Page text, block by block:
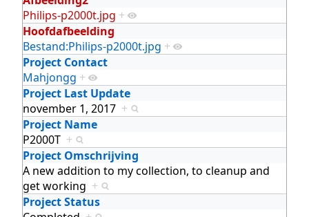
Philips-p2000t.jpg +
Hoofdafbeelding
Bestand:Philips-p2000t.jpg +
Project Contact
Mahjongg +
Project Last Update
november 1, 2017 +
Project Name
P2000T +
Project Omschrijving
A new addition to my collection, to cleanup and
get working +
Project Status